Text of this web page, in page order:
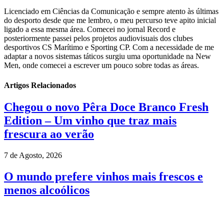
Licenciado em Ciências da Comunicação e sempre atento às últimas
do desporto desde que me lembro, o meu percurso teve apito inicial
ligado a essa mesma área. Comecei no jornal Record e
posteriormente passei pelos projetos audiovisuais dos clubes
desportivos CS Marítimo e Sporting CP. Com a necessidade de me
adaptar a novos sistemas táticos surgiu uma oportunidade na New
Men, onde comecei a escrever um pouco sobre todas as áreas.
Artigos Relacionados
Chegou o novo Pêra Doce Branco Fresh
Edition – Um vinho que traz mais
frescura ao verão
7 de Agosto, 2026
O mundo prefere vinhos mais frescos e
menos alcoólicos